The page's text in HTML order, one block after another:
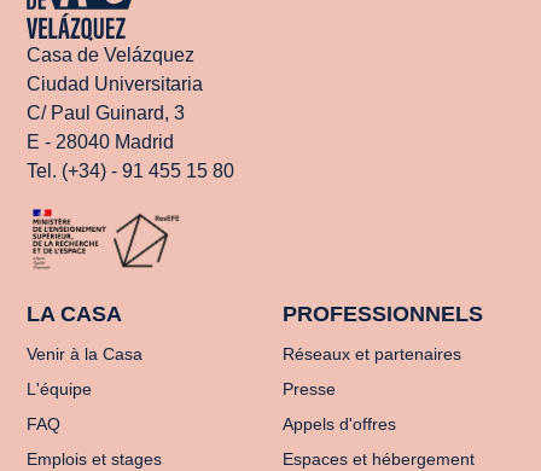
Casa de Velázquez
Ciudad Universitaria
C/ Paul Guinard, 3
E - 28040 Madrid
Tel. (+34) - 91 455 15 80
LA CASA
Venir à la Casa
L'équipe
FAQ
Emplois et stages
PROFESSIONNELS
Réseaux et partenaires
Presse
Appels d'offres
Espaces et hébergement